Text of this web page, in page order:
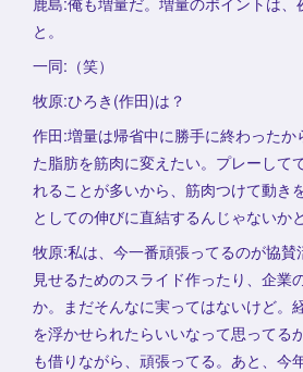
と。
一同:（笑）
牧原:ひろき(作田)は？
作田:増量は帰省中に勝手に終わった
た脂肪を筋肉に変えたい。プレーして
れることが多いから、筋肉つけて動き
としての伸びに直結するんじゃないか
牧原:私は、今一番頑張ってるのが協賛
見せるためのスライド作ったり、企業
か。まだそんなに実ってはないけど。
を浮かせられたらいいなって思ってる
も借りながら、頑張ってる。あと、今